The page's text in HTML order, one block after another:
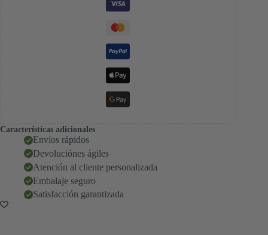
Características adicionales
Envíos rápidos
Devoluciónes ágiles
Atención al cliente personalizada
Embalaje seguro
Satisfacción garantizada